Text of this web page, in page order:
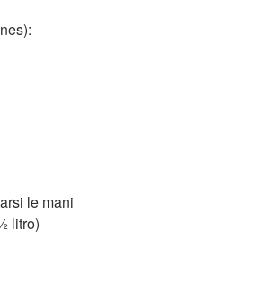
le mani
litro)